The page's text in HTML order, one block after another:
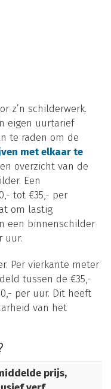
z’n schilderwerk.
eigen uurtarief
te raden om de
met elkaar te
overzicht van de
Een
tot €35,- per
om lastig
een binnenschilder
uur.
Per vierkante meter
tussen de €35,-
per uur. Dit heeft
van het
prijs,